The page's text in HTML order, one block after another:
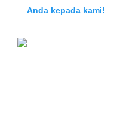
Anda kepada kami!